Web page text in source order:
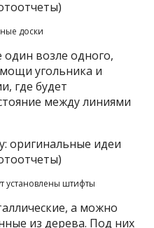
доски
один возле одного,
угольника и
где будет
между линиями
установлены штифты
а можно
из дерева. Под них